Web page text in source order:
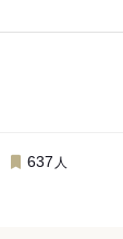
637 人